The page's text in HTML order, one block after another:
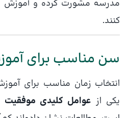
مدرسه مشورت کرده و آموزش
کنند.
سن مناسب برای
انتخاب زمان مناسب برای
یکی از عوامل کلیدی موفقیت